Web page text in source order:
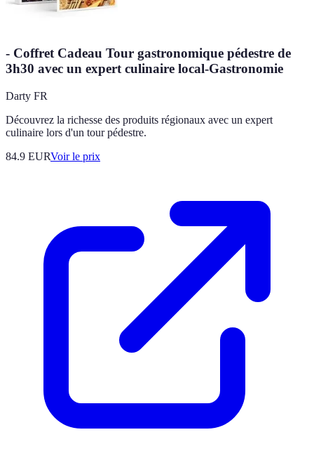
- Coffret Cadeau Tour gastronomique pédestre de
3h30 avec un expert culinaire local-Gastronomie
Darty FR
Découvrez la richesse des produits régionaux avec un expert
culinaire lors d'un tour pédestre.
84.9 EURVoir le prix